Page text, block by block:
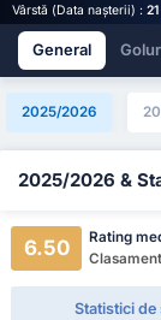
Vârstă (Data nașterii) :
General
2025/2026
2025/2026 &
6.50
Rating
Statistici de